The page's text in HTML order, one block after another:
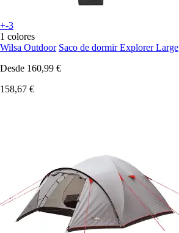
+-3
1 colores
Wilsa Outdoor Saco de dormir Explorer Large
Desde 160,99 €
158,67 €